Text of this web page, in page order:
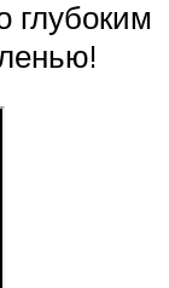
глубоким